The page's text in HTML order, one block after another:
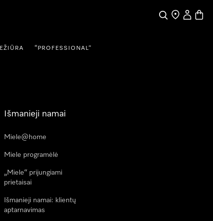
PaieškaPardavėjų
“PROFESSIONAL”
Išmanieji namai
Miele@home
Miele programėlė
„Miele“ prijungiami
prietaisai
Išmanieji namai: klientų
aptarnavimas